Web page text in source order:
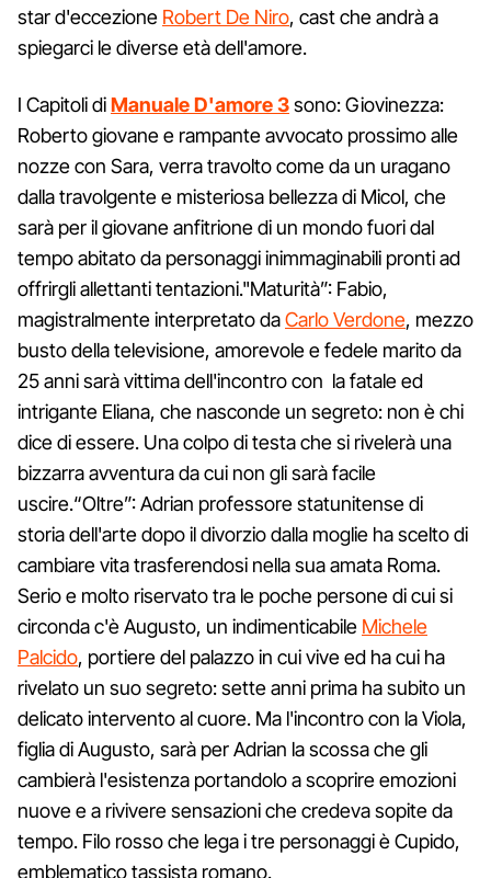
star d'eccezione Robert De Niro, cast che andrà a
spiegarci le diverse età dell'amore.
I Capitoli diManuale D'amore 3sono: Giovinezza:
Roberto giovane e rampante avvocato prossimo alle
nozze con Sara, verra travolto come da un uragano
dalla travolgente e misteriosa bellezza di Micol, che
sarà per il giovane anfitrione di un mondo fuori dal
tempo abitato da personaggi inimmaginabili pronti ad
offrirgli allettanti tentazioni."Maturità”: Fabio,
magistralmente interpretato daCarlo Verdone, mezzo
busto della televisione, amorevole e fedele marito da
25 anni sarà vittima dell'incontro con la fatale ed
intrigante Eliana, che nasconde un segreto: non è chi
dice di essere. Una colpo di testa che si rivelerà una
bizzarra avventura da cui non gli sarà facile
uscire.“Oltre”: Adrian professore statunitense di
storia dell'arte dopo il divorzio dalla moglie ha scelto di
cambiare vita trasferendosi nella sua amata Roma.
Serio e molto riservato tra le poche persone di cui si
circonda c'è Augusto, un indimenticabile Michele
Palcido, portiere del palazzo in cui vive ed ha cui ha
rivelato un suo segreto: sette anni prima ha subito un
delicato intervento al cuore. Ma l'incontro con la Viola,
figlia di Augusto, sarà per Adrian la scossa che gli
cambierà l'esistenza portandolo a scoprire emozioni
nuove e a rivivere sensazioni che credeva sopite da
tempo. Filo rosso che lega i tre personaggi è Cupido,
emblematico tassista romano.